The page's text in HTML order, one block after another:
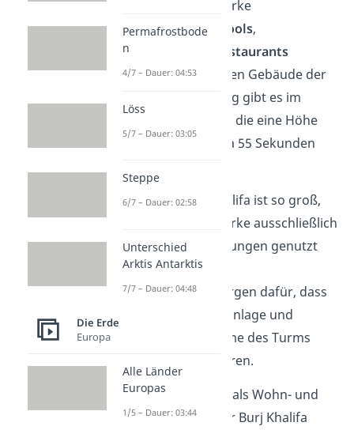
über mehrere Stockwerke
erstreckt. Aber auch
Pools,
Fitnessstudios
Restaurants
befinden sich im größten Gebäude der
Welt. Zur Fortbewegung gibt es im
, die eine Höhe
von 500 Metern in etwa 55 Sekunden
Übrigens:Der Burj Khalifa ist so groß,
dass mehrere Stockwerke ausschließlich
für technische Einrichtungen genutzt
werden müssen. Diese
Technikstockwerke
sorgen dafür, dass
die Aufzüge, die Klimaanlage und
andere wichtige Systeme des Turms
reibungslos funktionieren.
Neben seiner Nutzung als Wohn- und
Bürogebäude spielt der Burj Khalifa
Permafrostbode
n
4/7 – Dauer: 04:53
Löss
5/7 – Dauer: 03:05
Steppe
6/7 – Dauer: 02:58
Unterschied
Arktis Antarktis
7/7 – Dauer: 04:48
Die Erde
Europa
Alle Länder
Europas
1/5 – Dauer: 03:44